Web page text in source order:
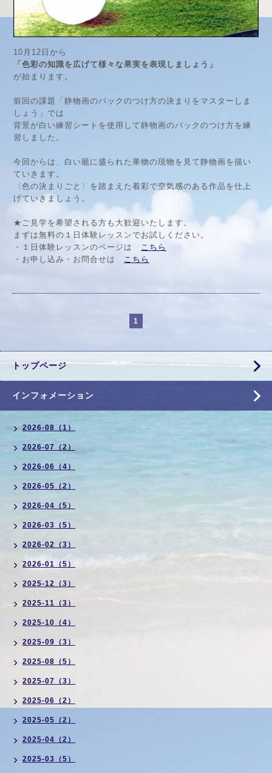
10月12日から
「色彩の知識を広げて様々な果実を表現しましょう」
が始まります。
前回の課題「静物画のバックのつけ方の決まりをマスターしま
しょう」では
背景が白い練習シートを使用して静物画のバックのつけ方を練
習しました。
今回からは、白い籠に盛られた果物の現物を見て静物画を描い
ていきます。
〈色の決まりごと〉を踏まえた着彩で空気感のある作品を仕上
げていきましょう。
★ご見学を希望される方も大歓迎いたします。
まずは無料の１日体験レッスンでお試しください。
・１日体験レッスンのページは
こちら
・お申し込み・お問合せは
こちら
1
トップページ
インフォメーション
2026-08（1）
2026-07（2）
2026-06（4）
2026-05（2）
2026-04（5）
2026-03（5）
2026-02（3）
2026-01（5）
2025-12（3）
2025-11（3）
2025-10（4）
2025-09（3）
2025-08（5）
2025-07（3）
2025-06（2）
2025-05（2）
2025-04（2）
2025-03（5）